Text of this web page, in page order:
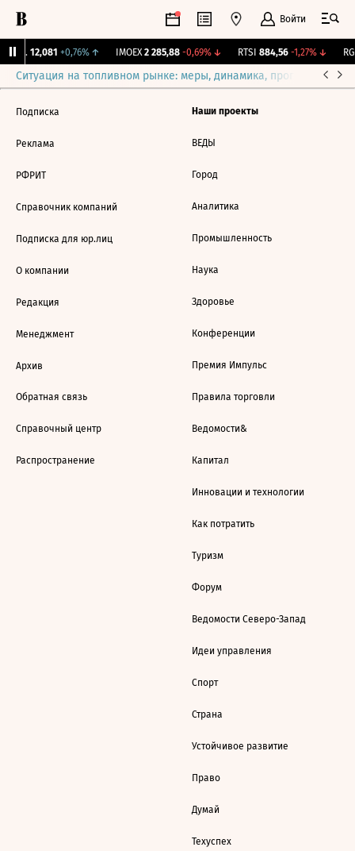
Войти
12,081 +0,76%↑ IMOEX 2 285,88 -0,69%↓ RTSI 884,56 -1,27%↓
Ситуация на топливном рынке: меры, динамика, прогнозы
Подписка
Реклама
РФРИТ
Справочник компаний
Подписка для юр.лиц
О компании
Редакция
Менеджмент
Архив
Обратная связь
Справочный центр
Распространение
Наши проекты
ВЕДЫ
Город
Аналитика
Промышленность
Наука
Здоровье
Конференции
Премия Импульс
Правила торговли
Ведомости&
Капитал
Инновации и технологии
Как потратить
Туризм
Форум
Ведомости Северо-Запад
Идеи управления
Спорт
Страна
Устойчивое развитие
Право
Думай
Техуспех